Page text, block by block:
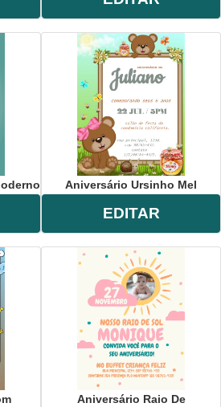
Aniversário Ursinho Mel
EDITAR
Aniversário Raio De